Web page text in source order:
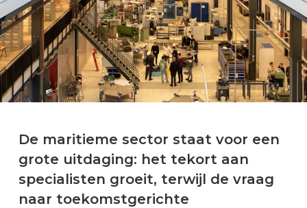
De maritieme sector staat voor een
grote uitdaging: het tekort aan
specialisten groeit, terwijl de vraag
naar toekomstgerichte